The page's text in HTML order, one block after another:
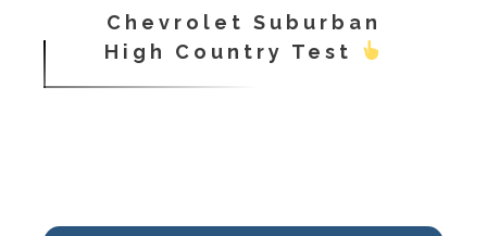
Chevrolet Suburban
High Country Test